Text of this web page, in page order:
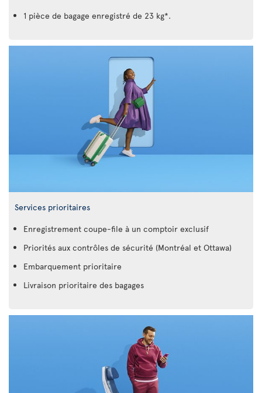
1 pièce de bagage enregistré de 23 kg*.
Services prioritaires
Enregistrement coupe-file à un comptoir exclusif
Priorités aux contrôles de sécurité (Montréal et Ottawa)
Embarquement prioritaire
Livraison prioritaire des bagages